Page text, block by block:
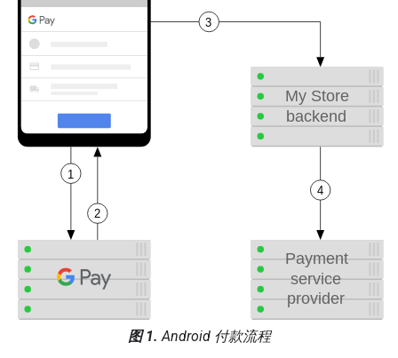
图 1. Android 付款流程